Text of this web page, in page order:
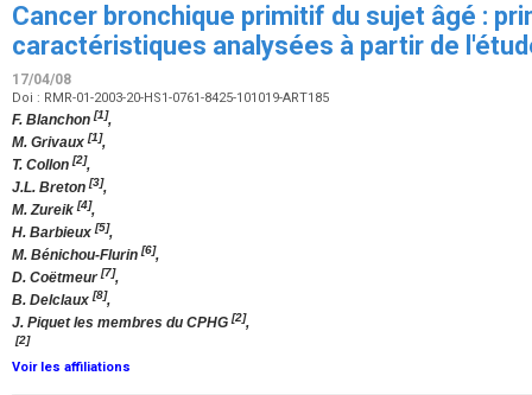
Cancer bronchique primitif du sujet âgé :
caractéristiques analysées à partir de
17/04/08
Doi : RMR-01-2003-20-HS1-0761-8425-101019-ART185
F. Blanchon [1],
M. Grivaux [1],
T. Collon [2],
J.L. Breton [3],
M. Zureik [4],
H. Barbieux [5],
M. Bénichou-Flurin [6],
D. Coëtmeur[7],
B. Delclaux [8],
J. Piquet les membres du CPHG [2],
[2]
Voir les affiliations